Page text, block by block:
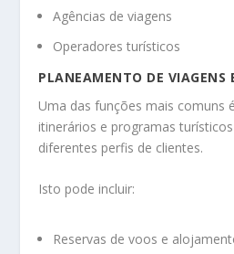
Agências de viagens
Operadores turísticos
PLANEAMENTO DE VIAGENS
Uma das funções mais comuns
itinerários e programas
diferentes perfis de clientes.
Isto pode incluir:
Reservas de voos e